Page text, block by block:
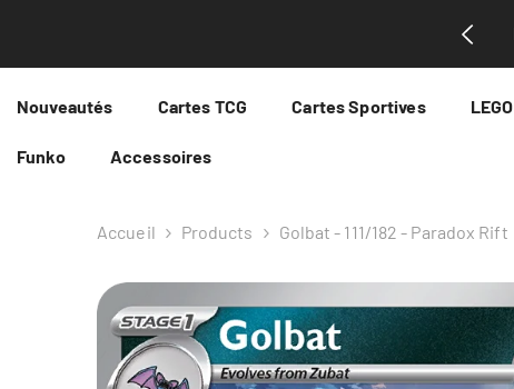
Nouveautés Cartes TCG Cartes Sportives LEGO
Funko Accessoires
Accueil Products Golbat - 111/182 - Paradox Rift